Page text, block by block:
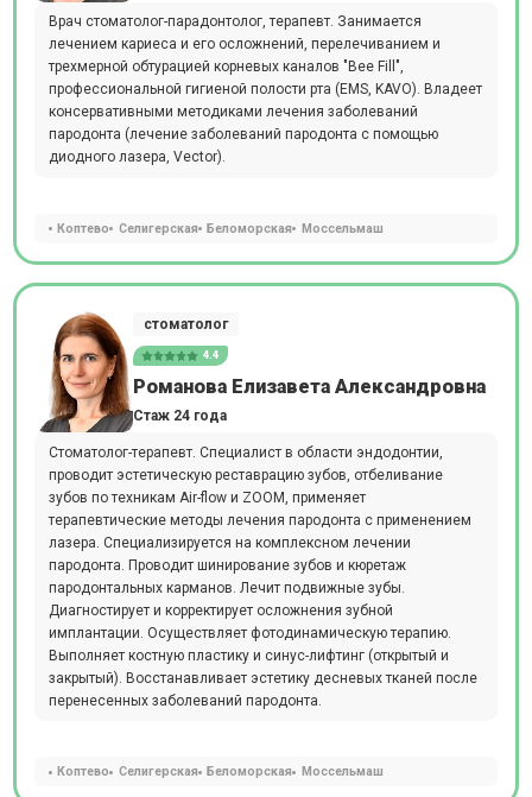
Врач стоматолог-парадонтолог, терапевт. Занимается
лечением кариеса и его осложнений, перелечиванием и
трехмерной обтурацией корневых каналов "Bee Fill",
профессиональной гигиеной полости рта (EMS, KAVO). Владеет
консервативными методиками лечения заболеваний
пародонта (лечение заболеваний пародонта с помощью
диодного лазера, Vector).
Коптево Селигерская Беломорская Моссельмаш
стоматолог
4.4
Романова Елизавета Александровна
Стаж 24 года
Стоматолог-терапевт. Специалист в области эндодонтии,
проводит эстетическую реставрацию зубов, отбеливание
зубов по техникам Air-flow и ZOOM, применяет
терапевтические методы лечения пародонта с применением
лазера. Специализируется на комплексном лечении
пародонта. Проводит шинирование зубов и кюретаж
пародонтальных карманов. Лечит подвижные зубы.
Диагностирует и корректирует осложнения зубной
имплантации. Осуществляет фотодинамическую терапию.
Выполняет костную пластику и синус-лифтинг (открытый и
закрытый). Восстанавливает эстетику десневых тканей после
перенесенных заболеваний пародонта.
Коптево Селигерская Беломорская Моссельмаш